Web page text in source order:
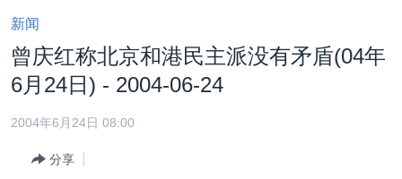
链
接
转
内
中国
国际
新闻
曾庆红称北京和港民主派没有矛盾(04年
6月24日) - 2004-06-24
2004年6月24日 08:00
分享